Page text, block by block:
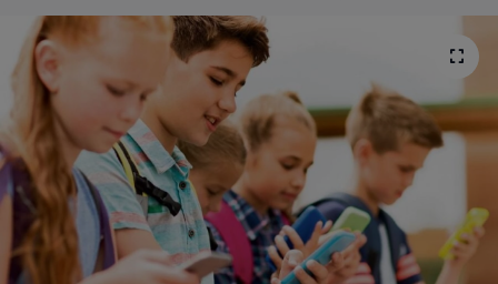
FOTO GALERİ
VIDEO GALERİ
ALGEMENE VOORWAARDEN
CONTACT
Çerez Politikası